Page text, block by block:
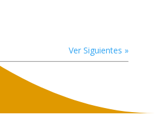
Ver Siguientes »